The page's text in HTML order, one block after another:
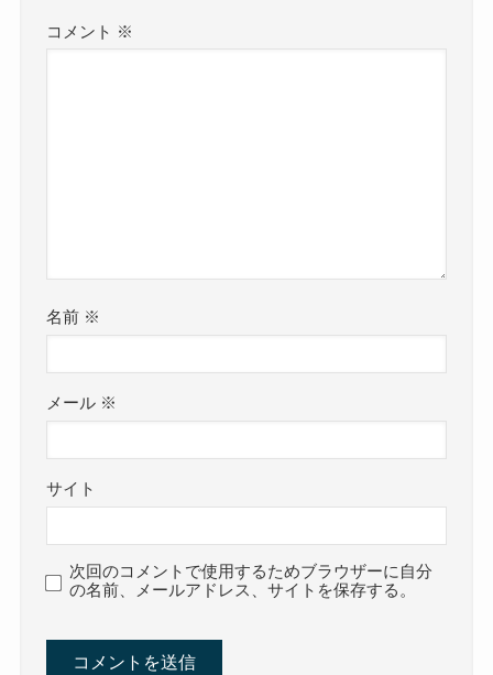
コメント ※
名前 ※
メール ※
サイト
次回のコメントで使用するためブラウザーに自分
の名前、メールアドレス、サイトを保存する。